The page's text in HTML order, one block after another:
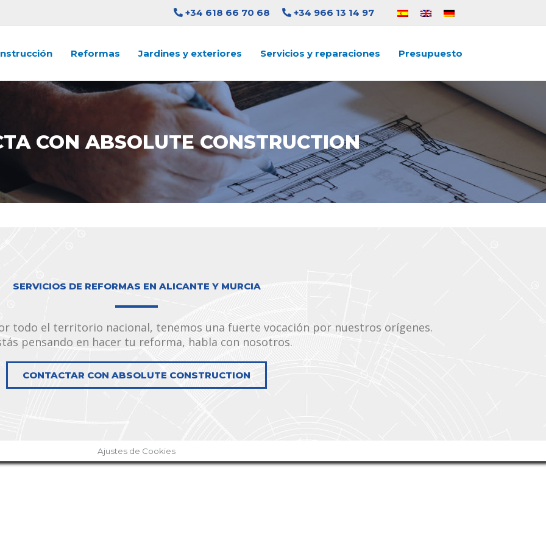
+34 618 66 70 68 +34 966 13 14 97
Reformas Jardines y exteriores Servicios y reparaciones Presupuesto
CON ABSOLUTE CONSTRUCTION
SERVICIOS DE REFORMAS EN ALICANTE Y MURCIA
todo el territorio nacional, tenemos una fuerte vocación por nuestros orígenes.
pensando en hacer tu reforma, habla con nosotros.
CONTACTAR CON ABSOLUTE CONSTRUCTION
Ajustes de Cookies